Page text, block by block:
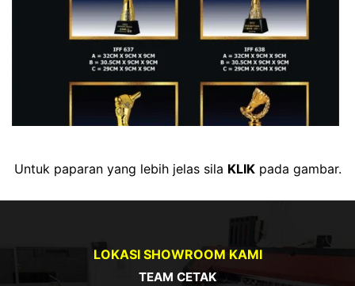
Untuk paparan yang lebih jelas sila KLIKpada gambar.
LOKASI SHOWROOM KAMI
TEAM CETAK